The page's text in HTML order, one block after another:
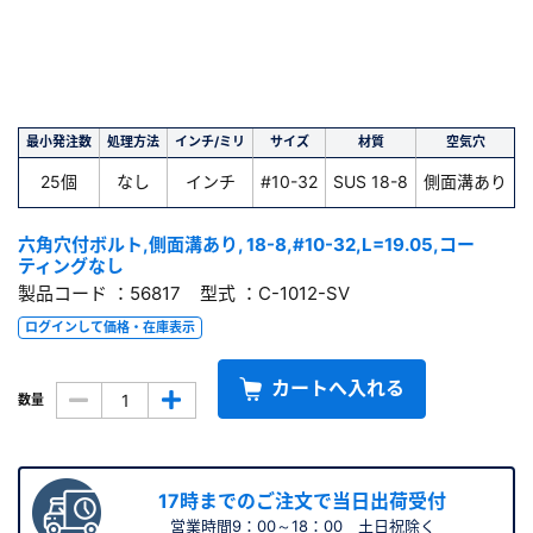
最小発注数 処理方法 インチ/ミリ サイズ 材質 空気穴
25個 なし インチ #10-32 SUS 18-8 側面溝あり
六角穴付ボルト,側面溝あり, 18-8,#10-32,L=19.05,コー
ティングなし
製品コード ：56817 型式 ：C-1012-SV
ログインして価格・在庫表示
数量 カートへ入れる
17時までのご注文で当日出荷受付
営業時間9：00～18：00 土日祝除く